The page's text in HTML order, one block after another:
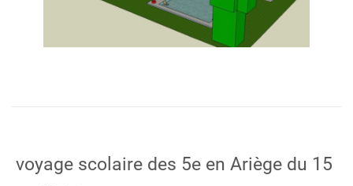
voyage scolaire des 5e en Ariège du 15